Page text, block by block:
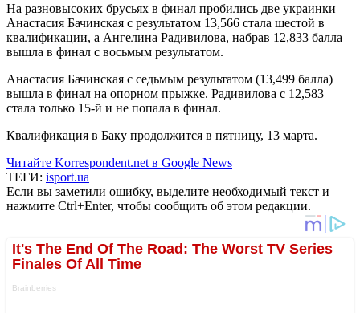
На разновысоких брусьях в финал пробились две украинки –
Анастасия Бачинская с результатом 13,566 стала шестой в
квалификации, а Ангелина Радивилова, набрав 12,833 балла
вышла в финал с восьмым результатом.
Анастасия Бачинская с седьмым результатом (13,499 балла)
вышла в финал на опорном прыжке. Радивилова с 12,583
стала только 15-й и не попала в финал.
Квалификация в Баку продолжится в пятницу, 13 марта.
Читайте Korrespondent.net в Google News
ТЕГИ: isport.ua
Если вы заметили ошибку, выделите необходимый текст и
нажмите Ctrl+Enter, чтобы сообщить об этом редакции.